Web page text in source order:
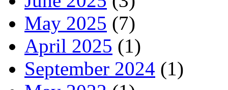
May 2025 (7)
April 2025 (1)
September 2024 (1)